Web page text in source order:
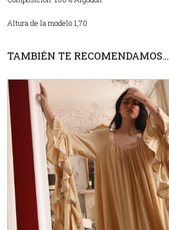
Altura de la modelo 1,70
TAMBIÉN TE RECOMENDAMOS…